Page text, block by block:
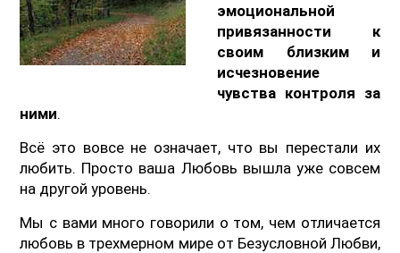
эмоциональной
привязанности к
своим близким и
исчезновение
чувства контроля за
ними.
Всё это вовсе не означает, что вы перестали их
любить. Просто ваша Любовь вышла уже совсем
на другой уровень.
Мы с вами много говорили о том, чем отличается
любовь в трехмерном мире от Безусловной Любви,